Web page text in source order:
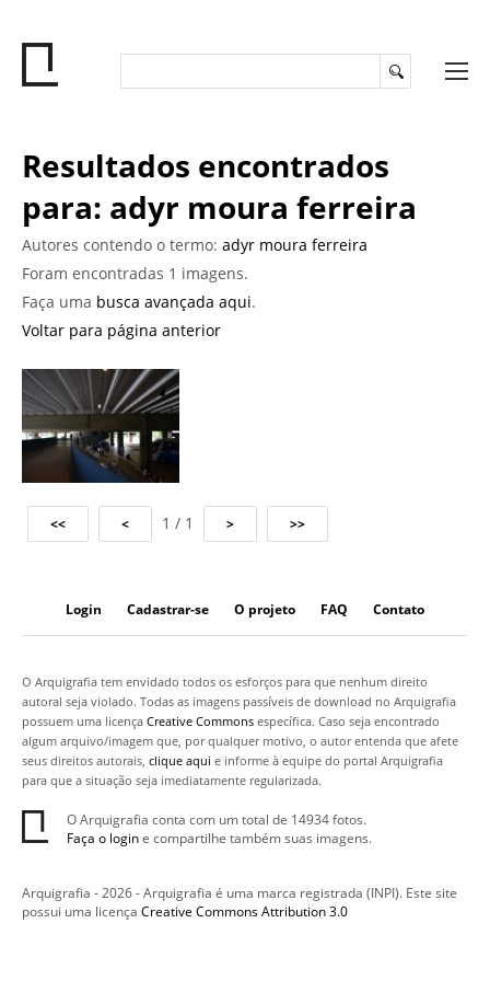
Resultados encontrados
para: adyr moura ferreira
Autores contendo o termo: adyr moura ferreira
Foram encontradas 1 imagens.
Faça uma busca avançada aqui.
Voltar para página anterior
1 / 1
Login Cadastrar-se O projeto FAQ Contato
O Arquigrafia tem envidado todos os esforços para que nenhum direito
autoral seja violado. Todas as imagens passíveis de download no Arquigrafia
possuem uma licença Creative Commons específica. Caso seja encontrado
algum arquivo/imagem que, por qualquer motivo, o autor entenda que afete
seus direitos autorais, clique aqui e informe à equipe do portal Arquigrafia
para que a situação seja imediatamente regularizada.
O Arquigrafia conta com um total de 14934 fotos.
Faça o logine compartilhe também suas imagens.
Arquigrafia - 2026 - Arquigrafia é uma marca registrada (INPI). Este site
possui uma licença Creative Commons Attribution 3.0